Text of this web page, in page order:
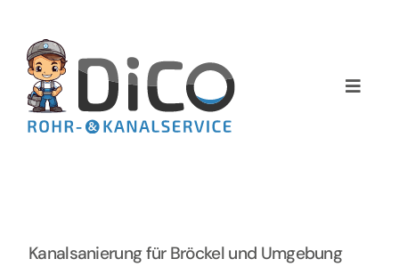
springen
Toggle
Home
Kanalsanierung für Bröckel und Umgebung